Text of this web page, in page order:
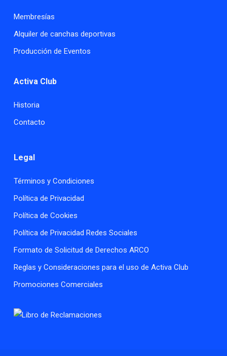
Membresías
Alquiler de canchas deportivas
Producción de Eventos
Activa Club
Historia
Contacto
Legal
Términos y Condiciones
Política de Privacidad
Política de Cookies
Política de Privacidad Redes Sociales
Formato de Solicitud de Derechos ARCO
Reglas y Consideraciones para el uso de Activa Club
Promociones Comerciales